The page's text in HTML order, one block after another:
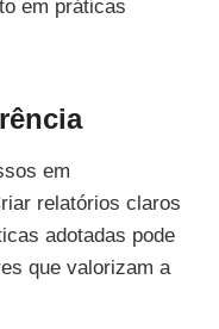
em práticas
em
relatórios claros
adotadas pode
que valorizam a